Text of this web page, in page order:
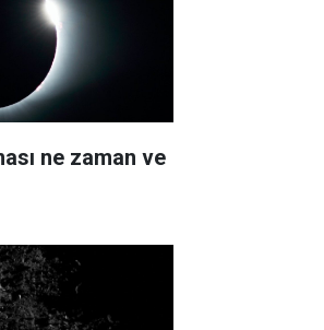
ne zaman ve